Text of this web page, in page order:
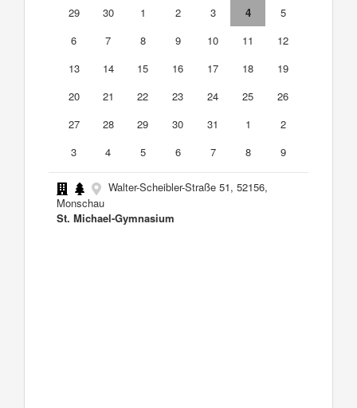
29
30 1 2 3 4
5
6
7 8 9 10 11
12
13
14 15 16 17 18
19
20
21 22 23 24 25
26
27
28 29 30 31 1
2
3
4 5 6 7 8 9
Walter-Scheibler-Straße 51, 52156,
Monschau
St. Michael-Gymnasium